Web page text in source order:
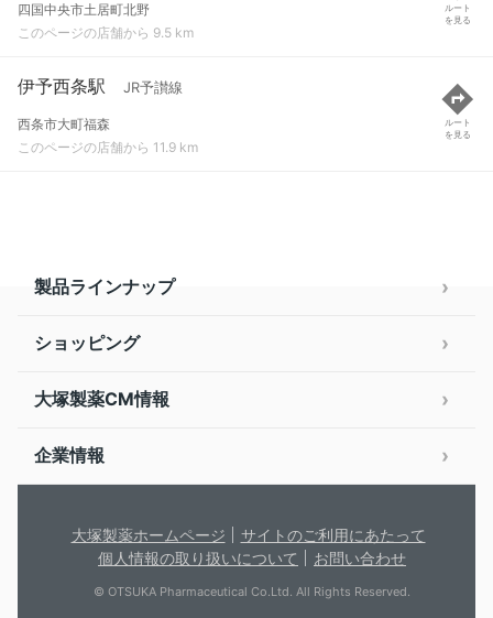
四国中央市土居町北野
このページの店舗から 9.5 km
ルート
を見る
伊予西条駅 JR予讃線
西条市大町福森
このページの店舗から 11.9 km
ルート
を見る
製品ラインナップ
ショッピング
大塚製薬CM情報
企業情報
大塚製薬ホームページ
サイトのご利用にあたって
個人情報の取り扱いについて
お問い合わせ
© OTSUKA Pharmaceutical Co.Ltd. All Rights Reserved.